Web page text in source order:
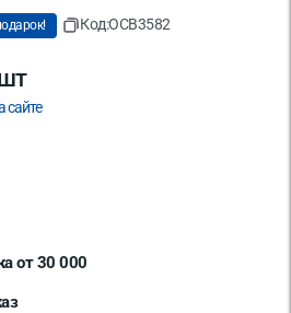
Полимер
Код:OCB3582
сайте
от 30 000